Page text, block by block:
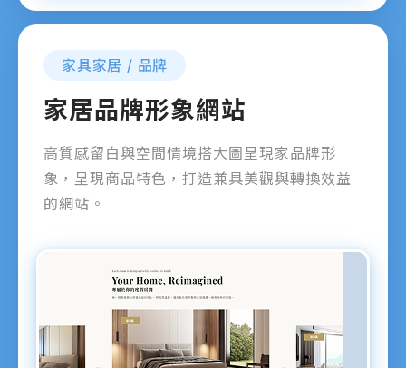
家具家居 / 品牌
家居品牌形象網站
高質感留白與空間情境搭大圖呈現家品牌形
象，呈現商品特色，打造兼具美觀與轉換效益
的網站。